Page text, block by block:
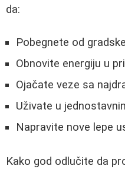
da:
Pobegnete od
Obnovite energiju u
Ojačate veze sa
Uživate u
Napravite nove lepe
Kako god odlučite da